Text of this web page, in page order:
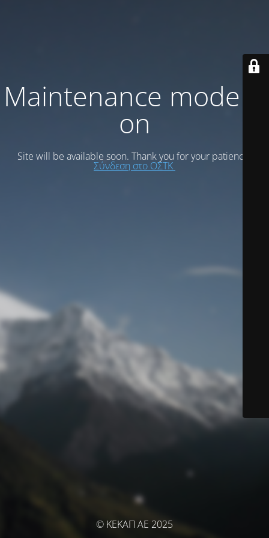
Maintenance mode is
on
Site will be available soon. Thank you for your patience!
Σύνδεση στο ΟΣΤΚ
© ΚΕΚΑΠ ΑΕ 2025